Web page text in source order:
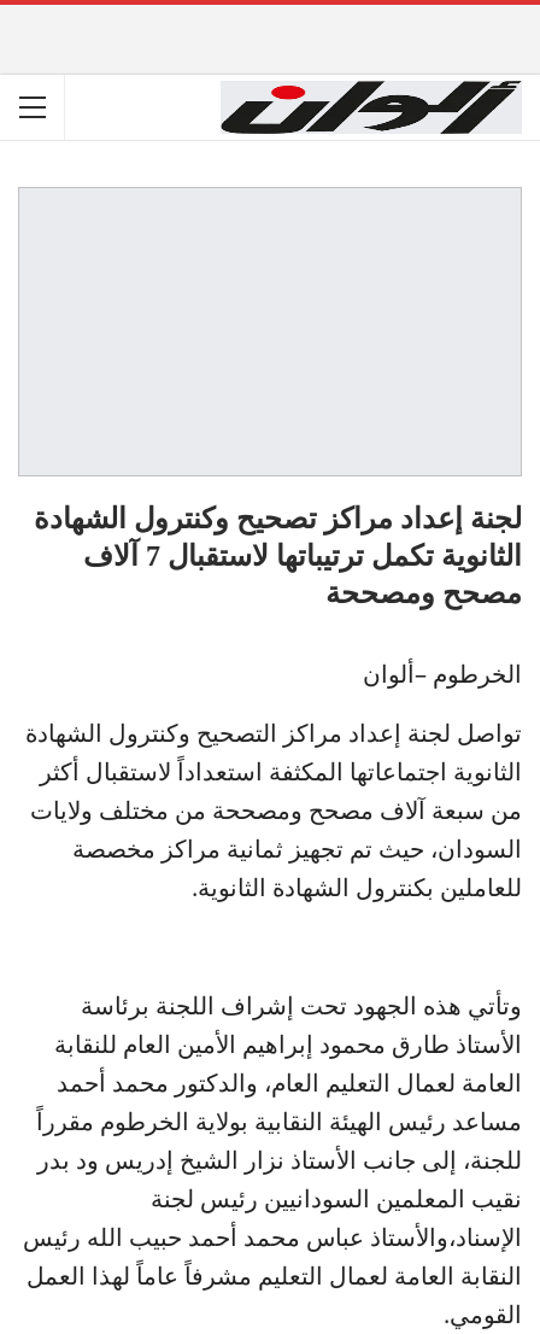
لجنة إعداد مراكز تصحيح وكنترول الشهادة
الثانوية تكمل ترتيباتها لاستقبال 7 آلاف
مصحح ومصححة
الخرطوم –ألوان
تواصل لجنة إعداد مراكز التصحيح وكنترول الشهادة
الثانوية اجتماعاتها المكثفة استعداداً لاستقبال أكثر
من سبعة آلاف مصحح ومصححة من مختلف ولايات
السودان، حيث تم تجهيز ثمانية مراكز مخصصة
للعاملين بكنترول الشهادة الثانوية.
وتأتي هذه الجهود تحت إشراف اللجنة برئاسة
الأستاذ طارق محمود إبراهيم الأمين العام للنقابة
العامة لعمال التعليم العام، والدكتور محمد أحمد
مساعد رئيس الهيئة النقابية بولاية الخرطوم مقرراً
للجنة، إلى جانب الأستاذ نزار الشيخ إدريس ود بدر
نقيب المعلمين السودانيين رئيس لجنة
الإسناد،والأستاذ عباس محمد أحمد حبيب الله رئيس
النقابة العامة لعمال التعليم مشرفاً عاماً لهذا العمل
القومي.